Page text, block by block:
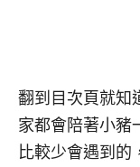
翻到目次頁就知
家都會陪著小豬
比較少會遇到的